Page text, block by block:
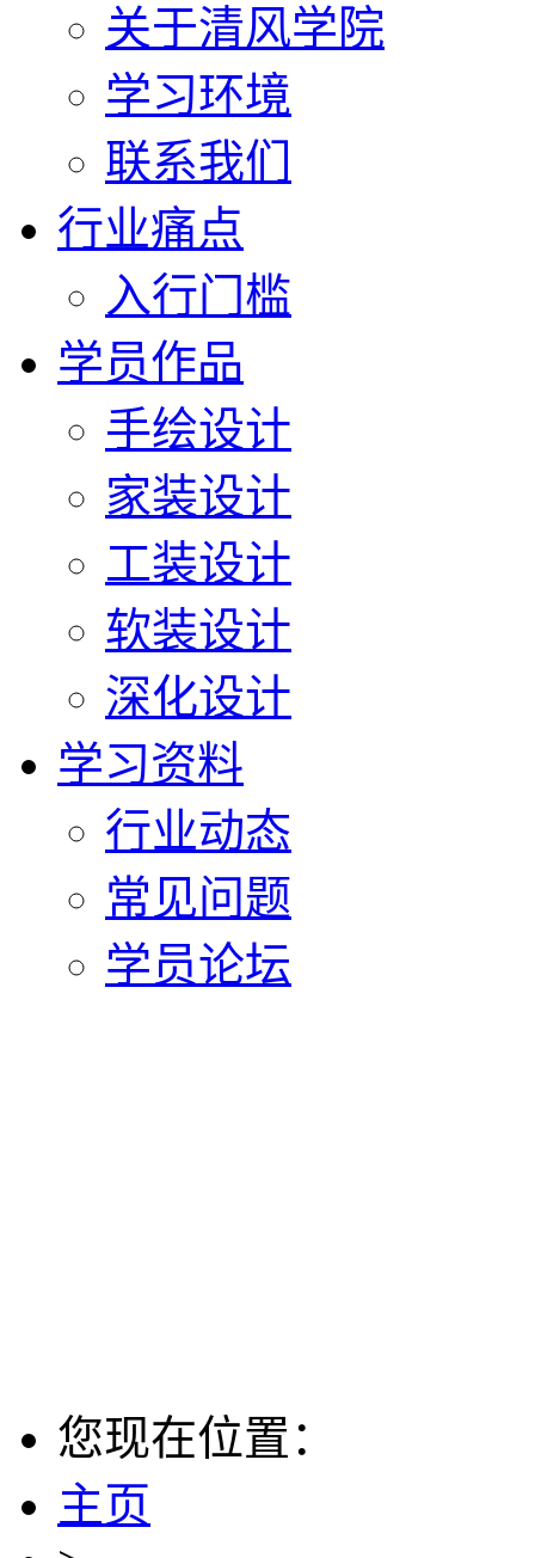
关于清风学院
学习环境
联系我们
行业痛点
入行门槛
学员作品
手绘设计
家装设计
工装设计
软装设计
深化设计
学习资料
行业动态
常见问题
学员论坛
您现在位置：
主页